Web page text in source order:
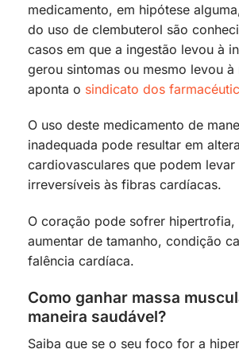
medicamento, em hipótese
do uso de clembuterol são
casos em que a ingestão levou à
gerou sintomas ou mesmo levou
aponta o sindicato dos
O uso deste medicamento de
inadequada pode resultar em
cardiovasculares que podem levar
irreversíveis às fibras cardíacas.
O coração pode sofrer hipertrofia,
aumentar de tamanho, condição
falência cardíaca.
Como ganhar massa
maneira saudável?
Saiba que se o seu foco for a